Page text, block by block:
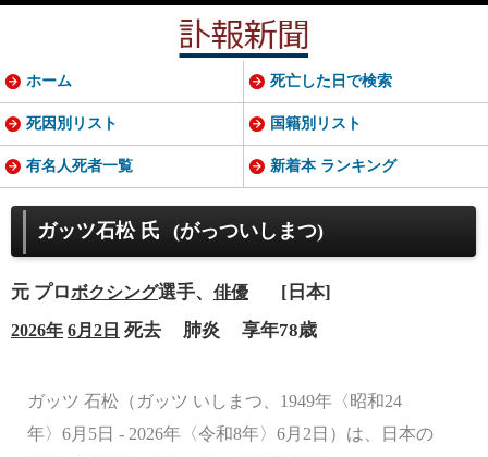
ガッツ石松 氏 (がっついしまつ)
元 プロボクシング選手、 俳優 [日本]
2026年 6月2日 死去 肺炎 享年78歳
ガッツ 石松（ガッツ いしまつ、1949年〈昭和24
年〉6月5日 - 2026年〈令和8年〉6月2日）は、日本の
ホーム 死亡した日で検索
死因別リスト 国籍別リスト
有名人死者一覧 新着本 ランキング